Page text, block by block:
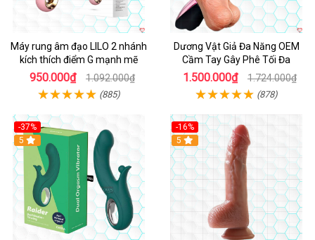
Máy rung âm đạo LILO 2 nhánh
kích thích điểm G mạnh mẽ
950.000₫ 1.092.000₫
(885)
Dương Vật Giả Đa Năng OEM
Cầm Tay Gây Phê Tối Đa
1.500.000₫ 1.724.000₫
(878)
-37%
Hot
5
-16%
Hot
5